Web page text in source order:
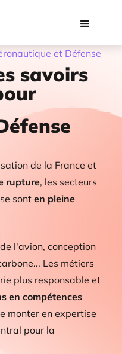
et Défense
savoirs
de la France et
rupture, les secteurs
sont en pleine
l'avion, conception
Les métiers
plus responsable et
en compétences
monter en expertise
pour la